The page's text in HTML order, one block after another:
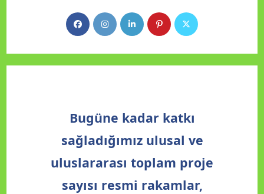
Bugüne kadar katkı
sağladığımız ulusal ve
uluslararası toplam proje
sayısı resmi rakamlar,